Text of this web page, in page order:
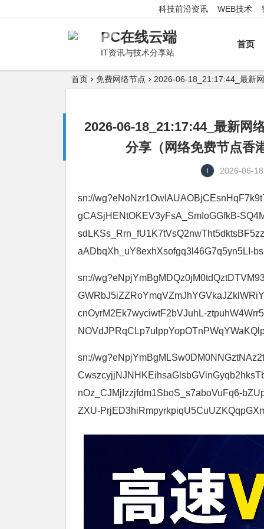
科技前沿资讯 WEB技术
PC在线云端
IT资讯与技术分享站
首页
首页 免费网络节点 2026-06-18_21:17:44_最新
2026-06-18_21:17:44_最新
分享（网络免费节点香
2026-06-18
sn://
gCASjHENtOKEV3yFsA_SmIoGGfkB-
aADbqXh_uY8exhXsofgq3l46G7q5yn5LI-
sn://
cnOyrM2Ek7wyciwtF2bVJuhL-
sn://
nOz_CJMjIzzjfdm1SboS_s7aboVuFq6-
ZXU-